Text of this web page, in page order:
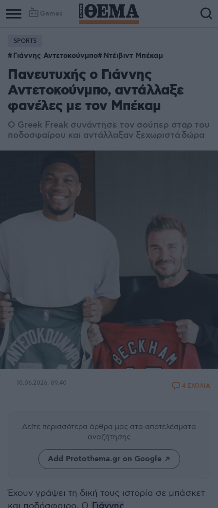
Games
SPORTS
Γιάννης Αντετοκούνμπο Ντέιβιντ Μπέκαμ
Πανευτυχής ο Γιάννης
Αντετοκούνμπο, αντάλλαξε
φανέλες με τον Μπέκαμ
Ο Greek Freak συνάντησε τον σούπερ σταρ του
ποδοσφαίρου και αντάλλαξαν ξεχωριστά δώρα
10.06.2026, 09:40 4 ΣΧΟΛΙΑ
Δείτε περισσότερα άρθρα μας στα αποτελέσματα
αναζήτησης
Add Protothema.gr on Google
Έχουν γράψει τη δική τους ιστορία σε μπάσκετ
και ποδόσφαιρο. Ο